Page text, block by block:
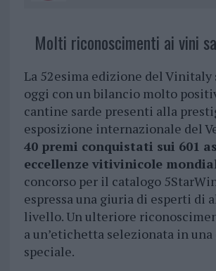
Molti riconoscimenti ai vini
La 52esima edizione del Vinitaly
oggi con un bilancio molto
cantine sarde presenti alla
esposizione internazionale del
40 premi conquistati sui 601
eccellenze vitivinicole
concorso per il catalogo
espressa una giuria di esperti di
livello. Un ulteriore
a un’etichetta selezionata in
speciale.